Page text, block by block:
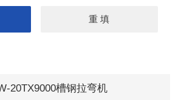
20TX9000槽钢拉弯机